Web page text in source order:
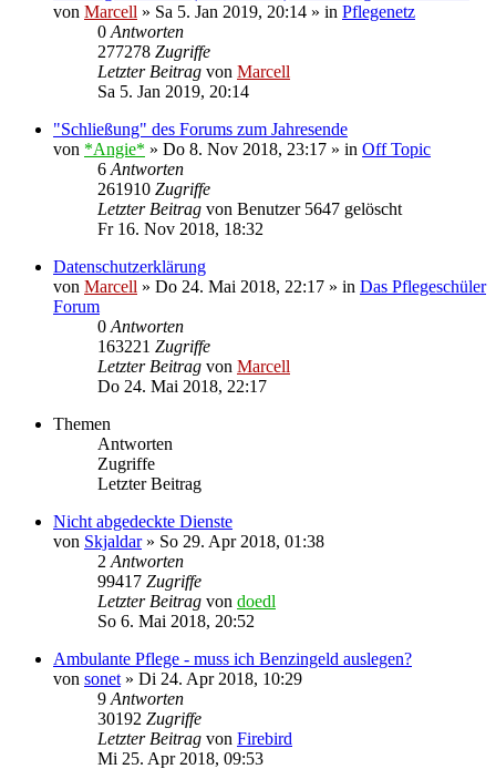
von Marcell » Sa 5. Jan 2019, 20:14 » in Pflegenetz
0 Antworten
277278 Zugriffe
Letzter Beitrag von Marcell
Sa 5. Jan 2019, 20:14
"Schließung" des Forums zum Jahresende
von *Angie* » Do 8. Nov 2018, 23:17 » in Off Topic
6 Antworten
261910 Zugriffe
Letzter Beitrag von Benutzer 5647 gelöscht
Fr 16. Nov 2018, 18:32
Datenschutzerklärung
von Marcell » Do 24. Mai 2018, 22:17 » in Das Pflegeschüler
Forum
0 Antworten
163221 Zugriffe
Letzter Beitrag von Marcell
Do 24. Mai 2018, 22:17
Themen
Antworten
Zugriffe
Letzter Beitrag
Nicht abgedeckte Dienste
von Skjaldar» So 29. Apr 2018, 01:38
2 Antworten
99417 Zugriffe
Letzter Beitrag von doedl
So 6. Mai 2018, 20:52
Ambulante Pflege - muss ich Benzingeld auslegen?
von sonet » Di 24. Apr 2018, 10:29
9 Antworten
30192 Zugriffe
Letzter Beitrag von Firebird
Mi 25. Apr 2018, 09:53